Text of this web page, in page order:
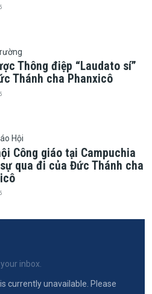
Thông điệp “Laudato sí”
Thánh cha Phanxicô
Hội
Công giáo tại Campuchia
qua đi của Đức Thánh cha
inbox.
currently unavailable. Please